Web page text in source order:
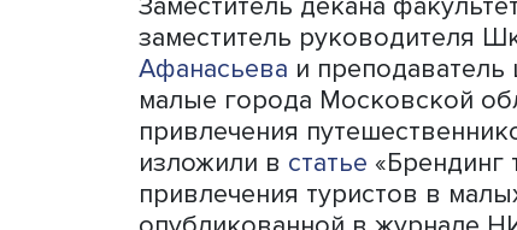
Далеко не все малые
свой богатый потенциал
усилия властей по
среды сочетаются с
продукции в интернете
туризма важно